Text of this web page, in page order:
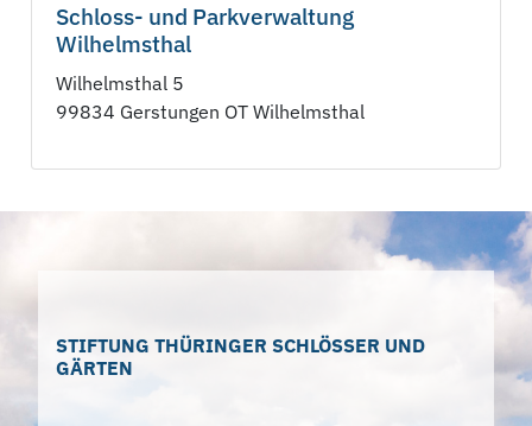
Schloss- und Parkverwaltung
Wilhelmsthal
Wilhelmsthal 5
99834 Gerstungen OT Wilhelmsthal
STIFTUNG THÜRINGER SCHLÖSSER UND
GÄRTEN